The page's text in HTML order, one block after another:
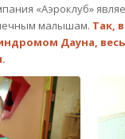
«Аэроклуб»
малышам. Так,
Дауна,